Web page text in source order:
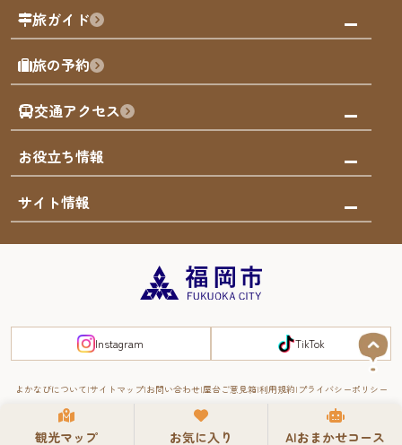
観光マップ お気に入り AIおまかせコース
福岡を楽しむ
福岡のアート
福岡のナイトタイム
福岡の歴史・文化
サステナブルツーリズム
福岡検定
よかなび音声ガイド
FUKUOKA EAST&WEST COAST
RIVER FRONT
観る・遊ぶ
屋台
買う
体験
泊まる
旅ガイド
モデルコース
AIおまかせコース
オリジナルプラン
みんなの旅行記
旅の予約
交通アクセス
市内交通ガイド
お得なチケット
お役立ち情報
お知らせ
災害情報
サイト情報
まち歩き・体験プログラム掲載申込
Instagram TikTok
よかなびについて サイトマップ お問い合わせ 屋台ご意見箱 利用規約 プライバシーポリシー